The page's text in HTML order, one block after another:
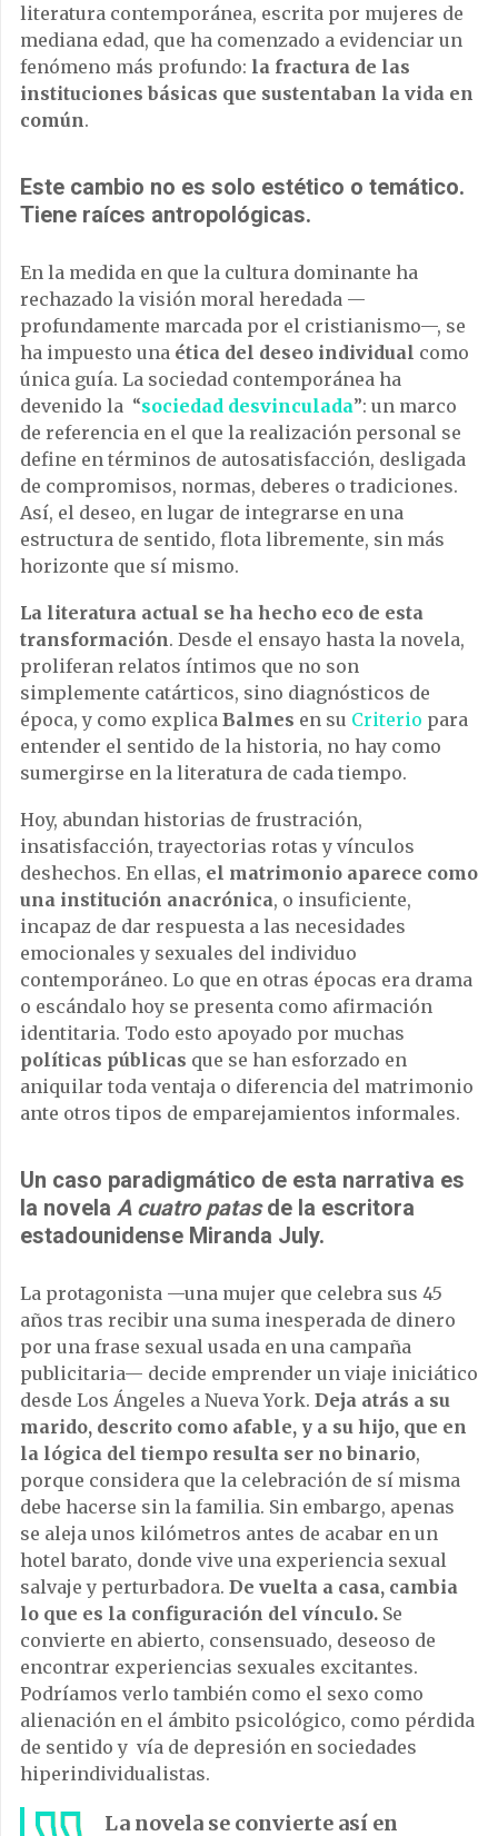
literatura contemporánea, escrita por mujeres de
mediana edad, que ha comenzado a evidenciar un
fenómeno más profundo: la fractura de las
instituciones básicas que sustentaban la vida en
común.
Este cambio no es solo estético o temático.
Tiene raíces antropológicas.
En la medida en que la cultura dominante ha
rechazado la visión moral heredada —
profundamente marcada por el cristianismo—, se
ha impuesto una ética del deseo individual como
única guía. La sociedad contemporánea ha
devenido la “sociedad desvinculada”: un marco
de referencia en el que la realización personal se
define en términos de autosatisfacción, desligada
de compromisos, normas, deberes o tradiciones.
Así, el deseo, en lugar de integrarse en una
estructura de sentido, flota libremente, sin más
horizonte que sí mismo.
La literatura actual se ha hecho eco de esta
transformación. Desde el ensayo hasta la novela,
proliferan relatos íntimos que no son
simplemente catárticos, sino diagnósticos de
época, y como explica Balmes en su Criterio para
entender el sentido de la historia, no hay como
sumergirse en la literatura de cada tiempo.
Hoy, abundan historias de frustración,
insatisfacción, trayectorias rotas y vínculos
deshechos. En ellas, el matrimonio aparece como
una institución anacrónica, o insuficiente,
incapaz de dar respuesta a las necesidades
emocionales y sexuales del individuo
contemporáneo. Lo que en otras épocas era drama
o escándalo hoy se presenta como afirmación
identitaria. Todo esto apoyado por muchas
políticas públicas que se han esforzado en
aniquilar toda ventaja o diferencia del matrimonio
ante otros tipos de emparejamientos informales.
Un caso paradigmático de esta narrativa es
la novela A cuatro patasde la escritora
estadounidense Miranda July.
La protagonista —una mujer que celebra sus 45
años tras recibir una suma inesperada de dinero
por una frase sexual usada en una campaña
publicitaria— decide emprender un viaje iniciático
desde Los Ángeles a Nueva York. Deja atrás a su
marido, descrito como afable, y a su hijo, que en
la lógica del tiempo resulta ser no binario,
porque considera que la celebración de sí misma
debe hacerse sin la familia. Sin embargo, apenas
se aleja unos kilómetros antes de acabar en un
hotel barato, donde vive una experiencia sexual
salvaje y perturbadora. De vuelta a casa, cambia
lo que es la configuración del vínculo. Se
convierte en abierto, consensuado, deseoso de
encontrar experiencias sexuales excitantes.
Podríamos verlo también como el sexo como
alienación en el ámbito psicológico, como pérdida
de sentido y vía de depresión en sociedades
hiperindividualistas.
La novela se convierte así en